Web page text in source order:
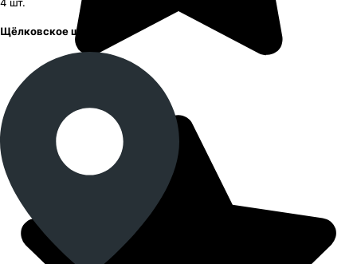
4 шт.
Щёлковское шоссе